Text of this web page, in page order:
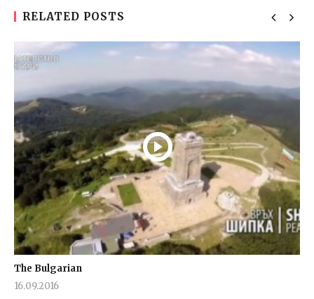
RELATED POSTS
The Bulgarian
16.09.2016